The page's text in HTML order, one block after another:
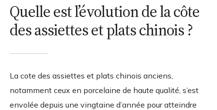
Quelle est l’évolution de la côte
des assiettes et plats chinois ?
La cote des assiettes et plats chinois anciens,
notamment ceux en porcelaine de haute qualité, s’est
envolée depuis une vingtaine d’année pour atteindre